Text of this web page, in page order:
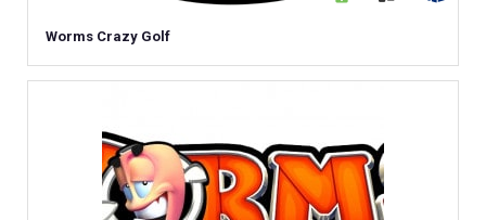
Worms Crazy Golf